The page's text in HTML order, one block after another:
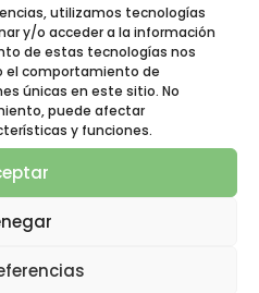
utilizamos tecnologías
y/o acceder a la información
de estas tecnologías nos
el comportamiento de
únicas en este sitio. No
puede afectar
y funciones.
EN